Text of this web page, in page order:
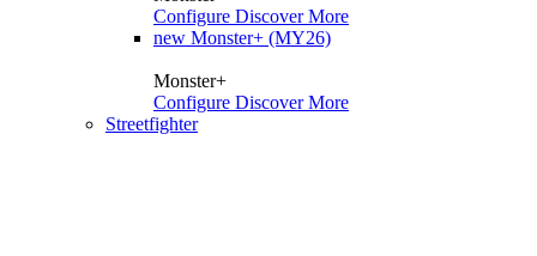
Configure Discover More
new Monster+ (MY26)
Monster+
Configure Discover More
Streetfighter